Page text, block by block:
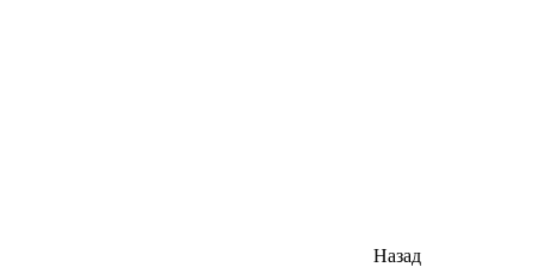
Назад